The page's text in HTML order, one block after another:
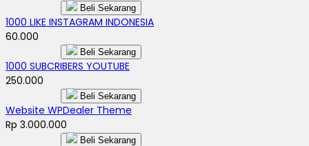
Beli Sekarang
1000 LIKE INSTAGRAM INDONESIA
60.000
Beli Sekarang
1000 SUBCRIBERS YOUTUBE
250.000
Beli Sekarang
Website WPDealer Theme
Rp 3.000.000
Beli Sekarang